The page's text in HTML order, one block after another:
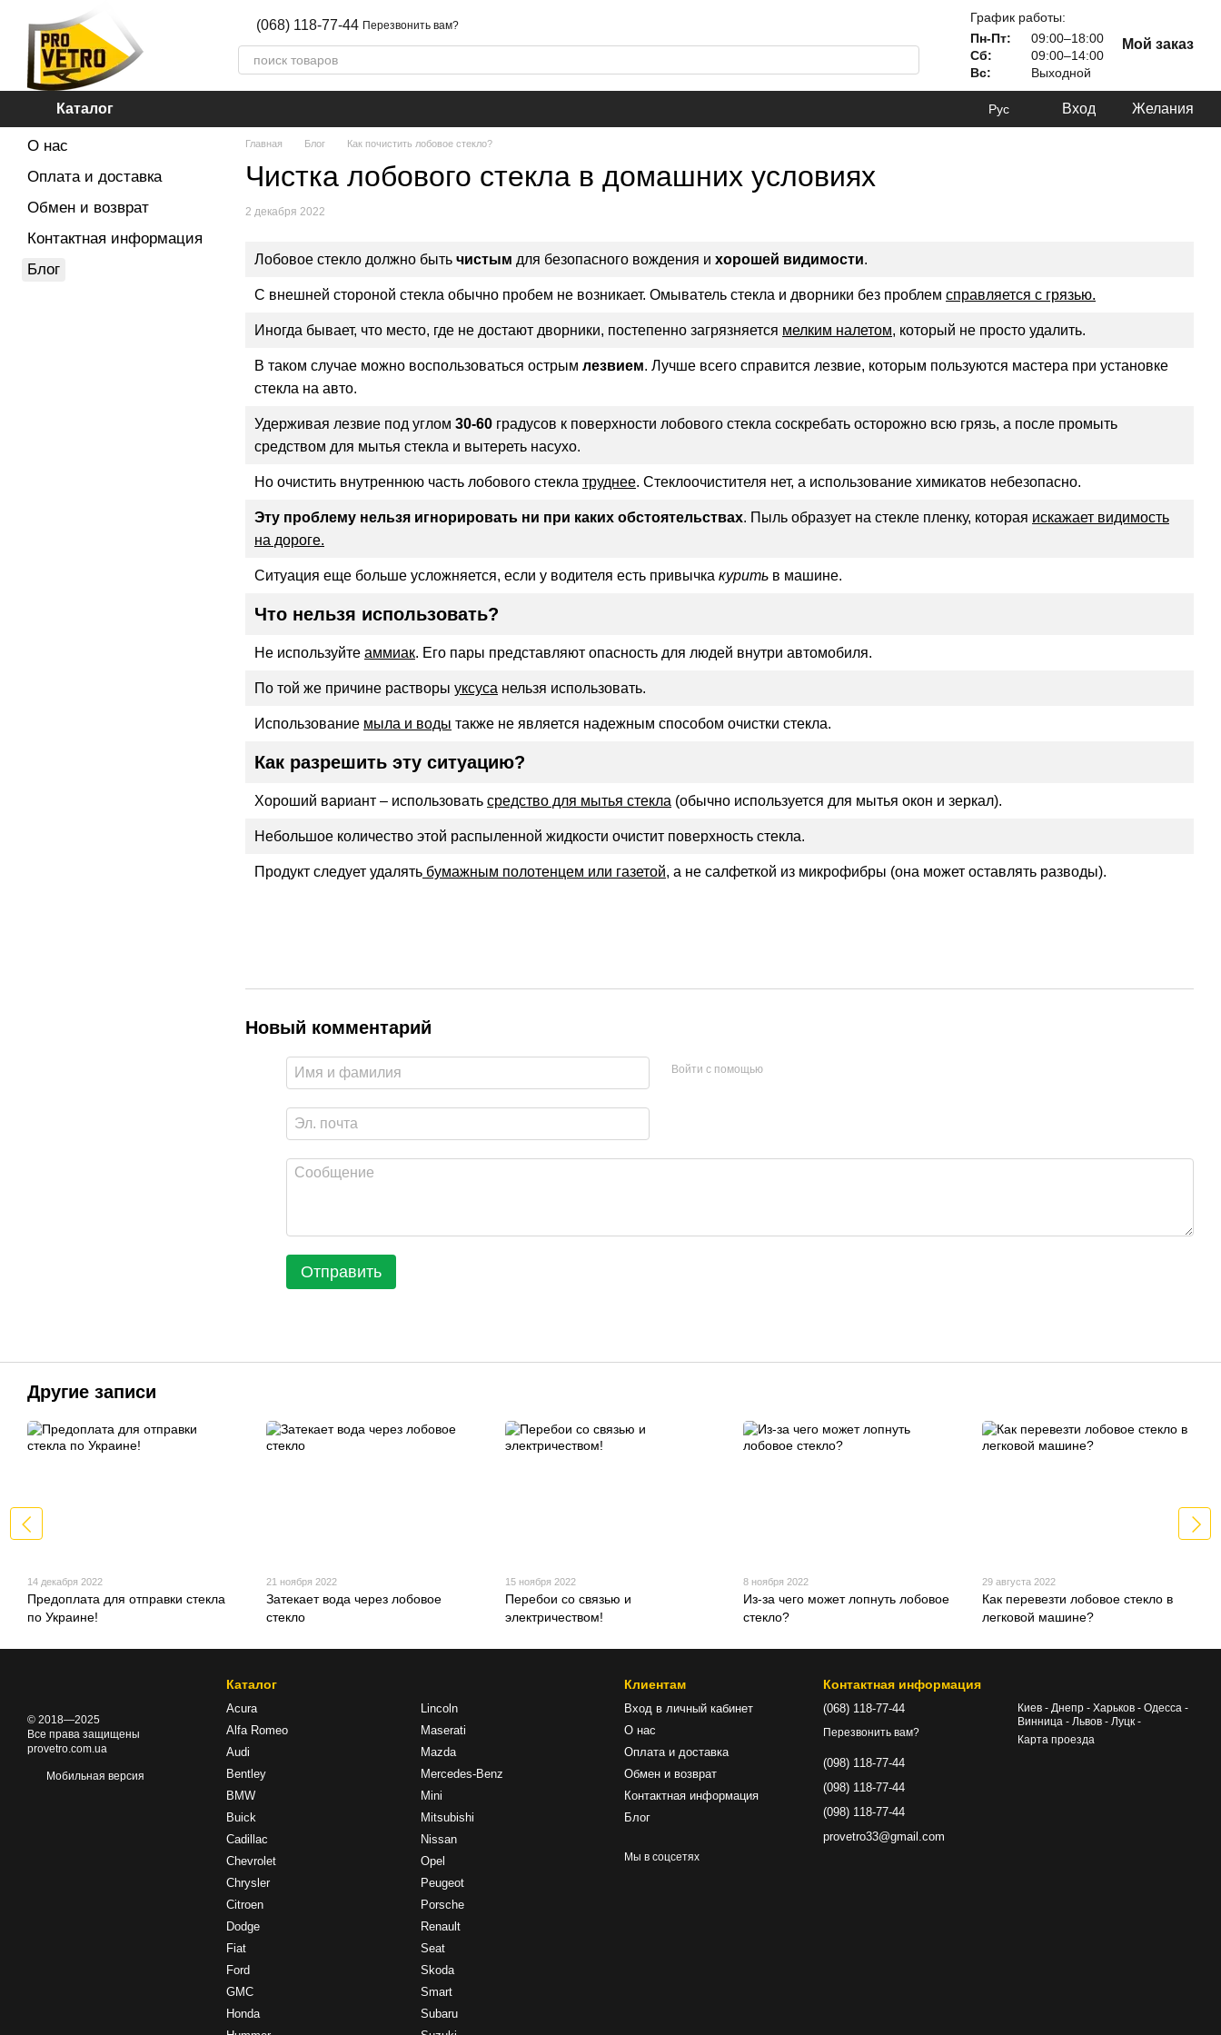
Перейти к основному контенту
(068) 118-77-44 Перезвонить вам?
График работы:
Пн-Пт:
09:00–18:00
Сб:
09:00–14:00
Вс:
Выходной
Мой заказ
Каталог Рус Вход Желания
Главная Блог Как почистить лобовое стекло?
Чистка лобового стекла в домашних условиях
2 декабря 2022
Лобовое стекло должно быть чистым для безопасного вождения и хорошей видимости.
С внешней стороной стекла обычно пробем не возникает. Омыватель стекла и дворники без проблем справляется с грязью.
Иногда бывает, что место, где не достают дворники, постепенно загрязняется мелким налетом, который не просто удалить.
В таком случае можно воспользоваться острым лезвием. Лучше всего справится лезвие, которым пользуются мастера при установке
стекла на авто.
Удерживая лезвие под углом 30-60 градусов к поверхности лобового стекла соскребать осторожно всю грязь, а после промыть
средством для мытья стекла и вытереть насухо.
Но очистить внутреннюю часть лобового стекла труднее. Стеклоочистителя нет, а использование химикатов небезопасно.
Эту проблему нельзя игнорировать ни при каких обстоятельствах. Пыль образует на стекле пленку, которая искажает видимость
на дороге.
Ситуация еще больше усложняется, если у водителя есть привычка курить в машине.
Что нельзя использовать?
Не используйте аммиак. Его пары представляют опасность для людей внутри автомобиля.
По той же причине растворы уксуса нельзя использовать.
Использование мыла и воды также не является надежным способом очистки стекла.
Как разрешить эту ситуацию?
Хороший вариант – использовать средство для мытья стекла (обычно используется для мытья окон и зеркал).
Небольшое количество этой распыленной жидкости очистит поверхность стекла.
Продукт следует удалять бумажным полотенцем или газетой, а не салфеткой из микрофибры (она может оставлять разводы).
Новый комментарий
Войти с помощью
Отправить
О нас
Оплата и доставка
Обмен и возврат
Контактная информация
Блог
Другие записи
14 декабря 2022
Предоплата для отправки стекла
по Украине!
21 ноября 2022
Затекает вода через лобовое
стекло
15 ноября 2022
Перебои со связью и
электричеством!
8 ноября 2022
Из-за чего может лопнуть лобовое
стекло?
29 августа 2022
Как перевезти лобовое стекло в
легковой машине?
© 2018—2025
Все права защищены
provetro.com.ua
Мобильная версия
Каталог
Acura
Alfa Romeo
Audi
Bentley
BMW
Buick
Cadillac
Chevrolet
Chrysler
Citroen
Dodge
Fiat
Ford
GMC
Honda
Lincoln
Maserati
Mazda
Mercedes-Benz
Mini
Mitsubishi
Nissan
Opel
Peugeot
Porsche
Renault
Seat
Skoda
Smart
Subaru
Клиентам
Вход в личный кабинет
О нас
Оплата и доставка
Обмен и возврат
Контактная информация
Блог
Мы в соцсетях
Контактная информация
(068) 118-77-44
Перезвонить вам?
(098) 118-77-44
(098) 118-77-44
(098) 118-77-44
provetro33@gmail.com
Киев - Днепр - Харьков - Одесса -
Винница - Львов - Луцк -
Карта проезда